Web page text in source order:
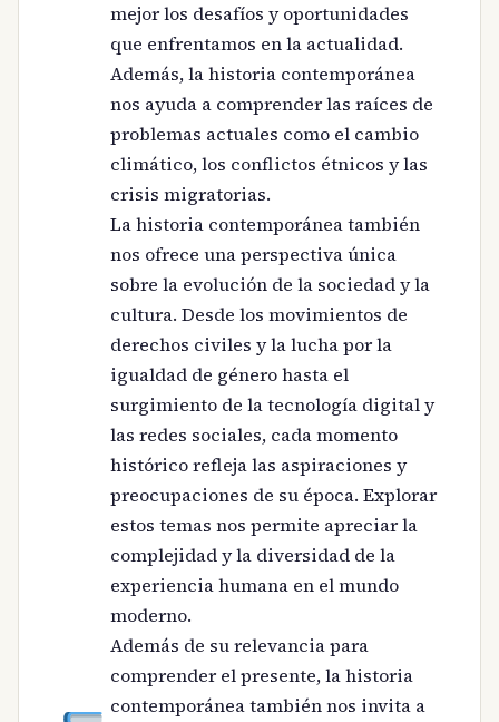
mejor los desafíos y oportunidades
que enfrentamos en la actualidad.
Además, la historia contemporánea
nos ayuda a comprender las raíces de
problemas actuales como el cambio
climático, los conflictos étnicos y las
crisis migratorias.
La historia contemporánea también
nos ofrece una perspectiva única
sobre la evolución de la sociedad y la
cultura. Desde los movimientos de
derechos civiles y la lucha por la
igualdad de género hasta el
surgimiento de la tecnología digital y
las redes sociales, cada momento
histórico refleja las aspiraciones y
preocupaciones de su época. Explorar
estos temas nos permite apreciar la
complejidad y la diversidad de la
experiencia humana en el mundo
moderno.
Además de su relevancia para
comprender el presente, la historia
contemporánea también nos invita a